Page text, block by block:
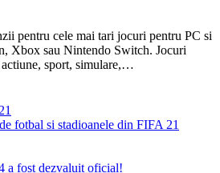
pentru cele mai tari jocuri pentru PC si
Xbox sau Nintendo Switch. Jocuri
sport, simulare,…
fotbal si stadioanele din FIFA 21
a fost dezvaluit oficial!